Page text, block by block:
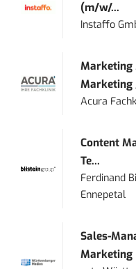
(m/w/...
Instaffo
Marketing
Marketing
Acura
Content
Te...
Ferdinand
Ennepetal
Sales-
Marketing